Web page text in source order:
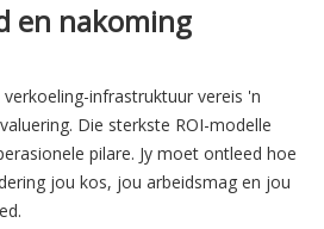
en nakoming
infrastruktuur vereis 'n
Die sterkste ROI-modelle
pilare. Jy moet ontleed hoe
jou kos, jou arbeidsmag en jou